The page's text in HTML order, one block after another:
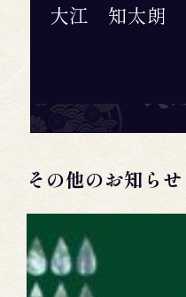
大江 知太朗
その他のお知らせ